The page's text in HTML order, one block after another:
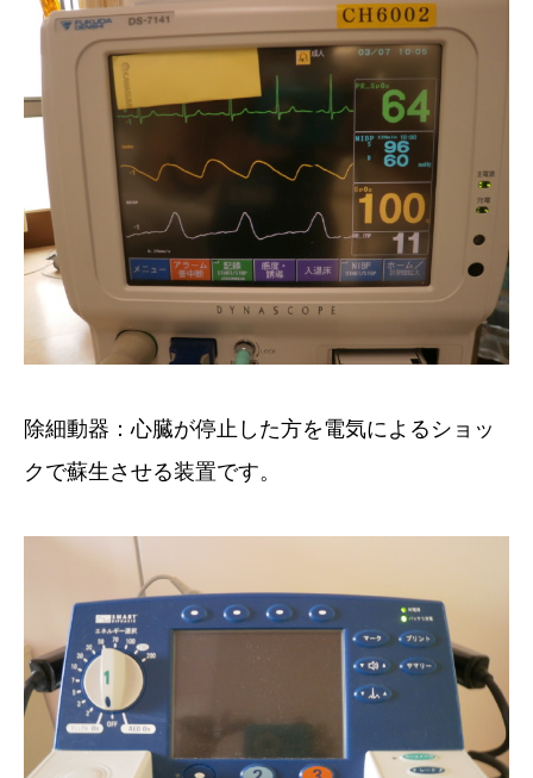
除細動器：心臓が停止した方を電気によるショッ
クで蘇生させる装置です。